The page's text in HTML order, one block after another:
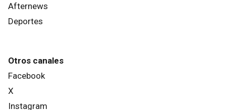
Afternews
Deportes
Otros canales
Facebook
X
Instagram